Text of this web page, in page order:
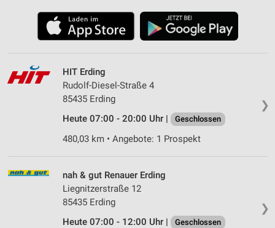
❯
HIT Erding
Rudolf-Diesel-Straße 4
85435 Erding
Heute 07:00 - 20:00 Uhr |
Geschlossen
480,03 km • Angebote: 1 Prospekt
❯
nah & gut Renauer Erding
Liegnitzerstraße 12
85435 Erding
Heute 07:00 - 12:00 Uhr |
Geschlossen